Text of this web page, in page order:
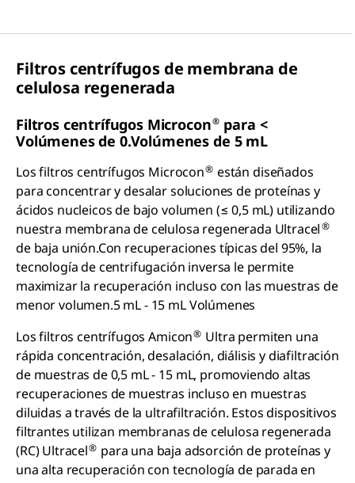
Filtros centrífugos de membrana de
celulosa regenerada
Filtros centrífugos Microcon® para <
Volúmenes de 0.Volúmenes de 5 mL
Los filtros centrífugos Microcon® están diseñados
para concentrar y desalar soluciones de proteínas y
ácidos nucleicos de bajo volumen (≤ 0,5 mL) utilizando
nuestra membrana de celulosa regenerada Ultracel®
de baja unión.Con recuperaciones típicas del 95%, la
tecnología de centrifugación inversa le permite
maximizar la recuperación incluso con las muestras de
menor volumen.5 mL - 15 mL Volúmenes
Los filtros centrífugos Amicon® Ultra permiten una
rápida concentración, desalación, diálisis y diafiltración
de muestras de 0,5 mL - 15 mL, promoviendo altas
recuperaciones de muestras incluso en muestras
diluidas a través de la ultrafiltración. Estos dispositivos
filtrantes utilizan membranas de celulosa regenerada
(RC) Ultracel® para una baja adsorción de proteínas y
una alta recuperación con tecnología de parada en